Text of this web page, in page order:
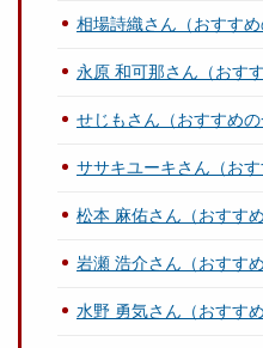
相場詩織さん（おすすめ
永原 和可那さん（おす
せじもさん（おすすめの
ササキユーキさん（おす
松本 麻佑さん（おすすめ
岩瀬 浩介さん（おすすめ
水野 勇気さん（おすすめ